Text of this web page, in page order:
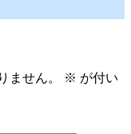
ません。 ※ が付い